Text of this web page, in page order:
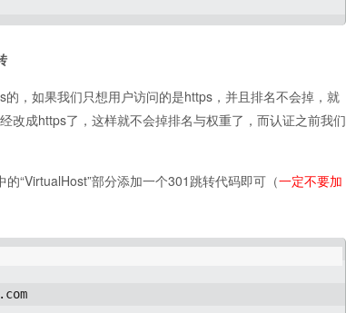
，如果我们只想用户访问的是https，并且排名不会掉，就
改成https了，这样就不会掉排名与权重了，而认证之前我们
“VirtualHost”部分添加一个301跳转代码即可（一定不要加